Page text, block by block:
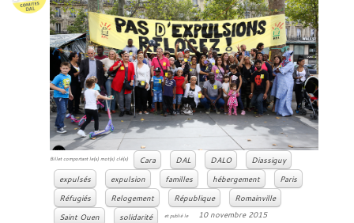
Billet comportant le(s) mot(s) clé(s) Cara DAL DALO
Diassiguy
expulsés
expulsion familles hébergement
Paris
Réfugiés
Relogement République
Romainville
Saint Ouen
solidarité et publié le 10 novembre 2015